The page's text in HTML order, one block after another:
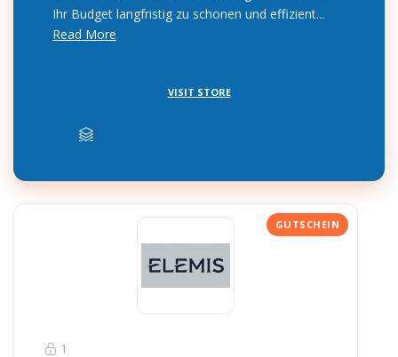
Ihr Budget langfristig zu schonen und effizient...
Read More
VISIT STORE
1